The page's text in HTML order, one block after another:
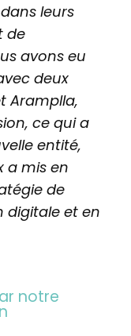
leurs
de
avons eu
deux
Aramplla,
ce qui a
entité,
a mis en
de
digitale et en
notre